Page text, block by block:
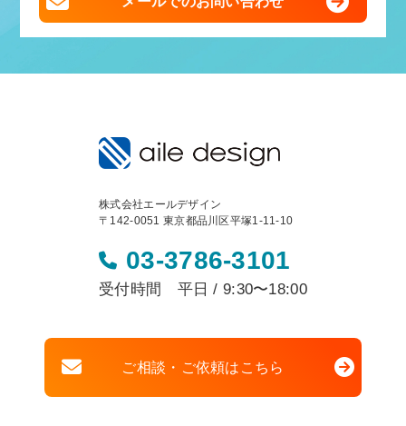
株式会社エールデザイン
〒142-0051 東京都品川区平塚1-11-10
03-3786-3101
受付時間 平日 / 9:30〜18:00
ご相談・ご依頼はこちら